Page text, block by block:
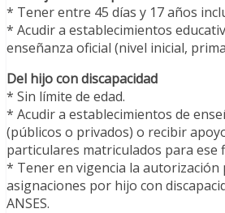
* Tener entre 45 días y 17 años
* Acudir a establecimientos
enseñanza oficial (nivel inicial,
Del hijo con discapacidad
* Sin límite de edad.
* Acudir a establecimientos de
(públicos o privados) o recibir
particulares matriculados para ese
* Tener en vigencia la autorización
asignaciones por hijo con
ANSES.